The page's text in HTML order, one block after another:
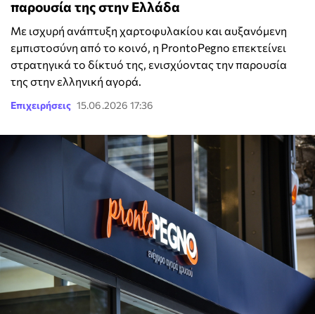
παρουσία της στην Ελλάδα
Με ισχυρή ανάπτυξη χαρτοφυλακίου και αυξανόμενη
εμπιστοσύνη από το κοινό, η ProntoPegno επεκτείνει
στρατηγικά το δίκτυό της, ενισχύοντας την παρουσία
της στην ελληνική αγορά.
Επιχειρήσεις 15.06.2026 17:36